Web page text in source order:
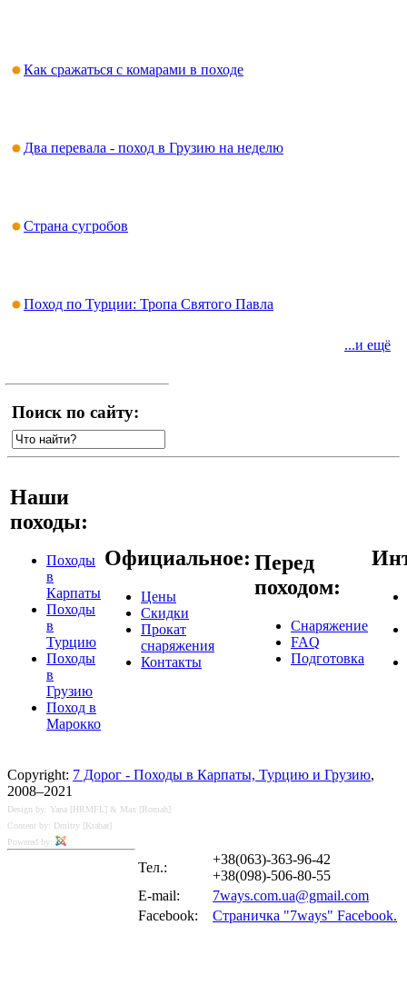
Как сражаться с комарами в походе
Два перевала - поход в Грузию на неделю
Страна сугробов
Поход по Турции: Тропа Святого Павла
...и ещё
Поиск по сайту:
Наши
походы:
Походы
в
Карпаты
Походы
в
Турцию
Походы
в
Грузию
Поход в
Марокко
Официальное:
Цены
Скидки
Прокат
снаряжения
Контакты
Перед
походом:
Снаряжение
FAQ
Подготовка
Copyright: 7 Дорог - Походы в Карпаты, Турцию и Грузию,
2008–2021
Design by: Yana [HRMFL] & Max [Romah]
Content by: Dmitry [Krabat]
Powered by:
Тел.:
+38(063)-363-96-42
+38(098)-506-80-55
E-mail:
7ways.com.ua@gmail.com
Facebook:
Страничка "7ways" Facebook.